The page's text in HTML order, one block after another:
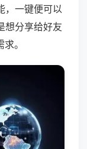
，一键便可以
想分享给好友
。